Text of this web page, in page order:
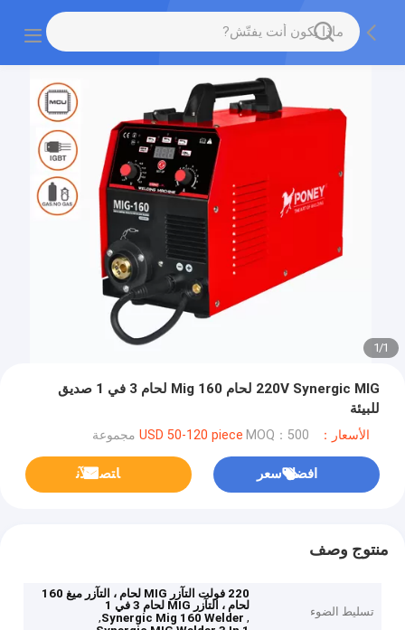
1
/
1
220V Synergic MIG لحام Mig 160 لحام 3 في 1 صديق
للبيئة
الأسعار：USD 50-120 piece MOQ：500 مجموعة
افضل سعر ﺎﺘﺼﻟ ﺍﻶﻧ
منتوج وصف
تسليط الضوء
220 فولت التآزر MIG لحام ، التآزر ميغ 160
لحام ، التآزر MIG لحام 3 في 1
,
Synergic Mig 160 Welder
,